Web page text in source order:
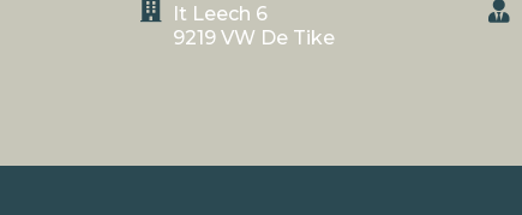
It Leech 6
9219 VW De Tike